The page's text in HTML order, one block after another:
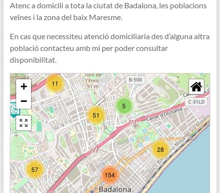
Atenc a domicili a tota la ciutat de Badalona, les poblacions
veïnes i la zona del baix Maresme.
En cas que necessiteu atenció domiciliaria des d’alguna altra
població contacteu amb mi per poder consultar
disponibilitat.
28
5
57
51
154
11
+
−